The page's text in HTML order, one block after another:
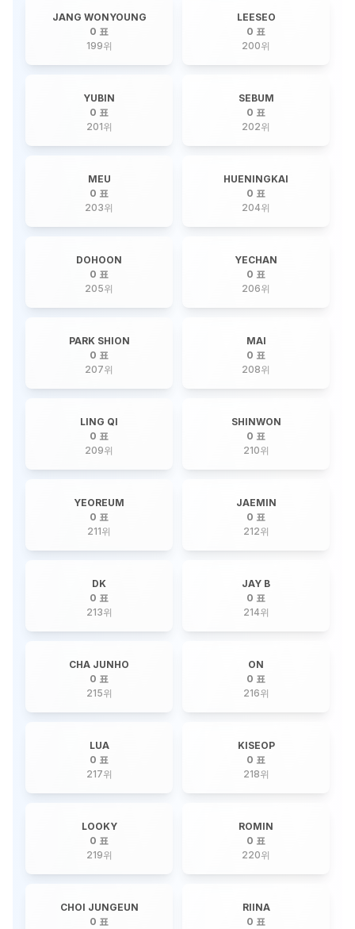
JANG WONYOUNG
0 표
199위
LEESEO
0 표
200위
YUBIN
0 표
201위
SEBUM
0 표
202위
MEU
0 표
203위
HUENINGKAI
0 표
204위
DOHOON
0 표
205위
YECHAN
0 표
206위
PARK SHION
0 표
207위
MAI
0 표
208위
LING QI
0 표
209위
SHINWON
0 표
210위
YEOREUM
0 표
211위
JAEMIN
0 표
212위
DK
0 표
213위
JAY B
0 표
214위
CHA JUNHO
0 표
215위
ON
0 표
216위
LUA
0 표
217위
KISEOP
0 표
218위
LOOKY
0 표
219위
ROMIN
0 표
220위
CHOI JUNGEUN
0 표
RIINA
0 표